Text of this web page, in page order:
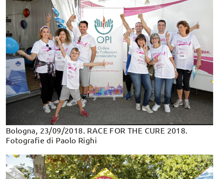
Bologna, 23/09/2018. RACE FOR THE CURE 2018.
Fotografie di Paolo Righi